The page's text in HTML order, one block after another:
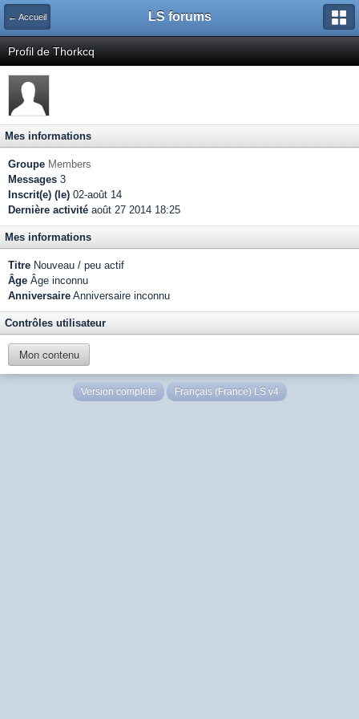
← Accueil LS forums
Profil de Thorkcq
Mes informations
Groupe Members
Messages 3
Inscrit(e) (le) 02-août 14
Dernière activité août 27 2014 18:25
Mes informations
Titre Nouveau / peu actif
Âge Âge inconnu
Anniversaire Anniversaire inconnu
Contrôles utilisateur
Mon contenu
Version complète Français (France) LS v4